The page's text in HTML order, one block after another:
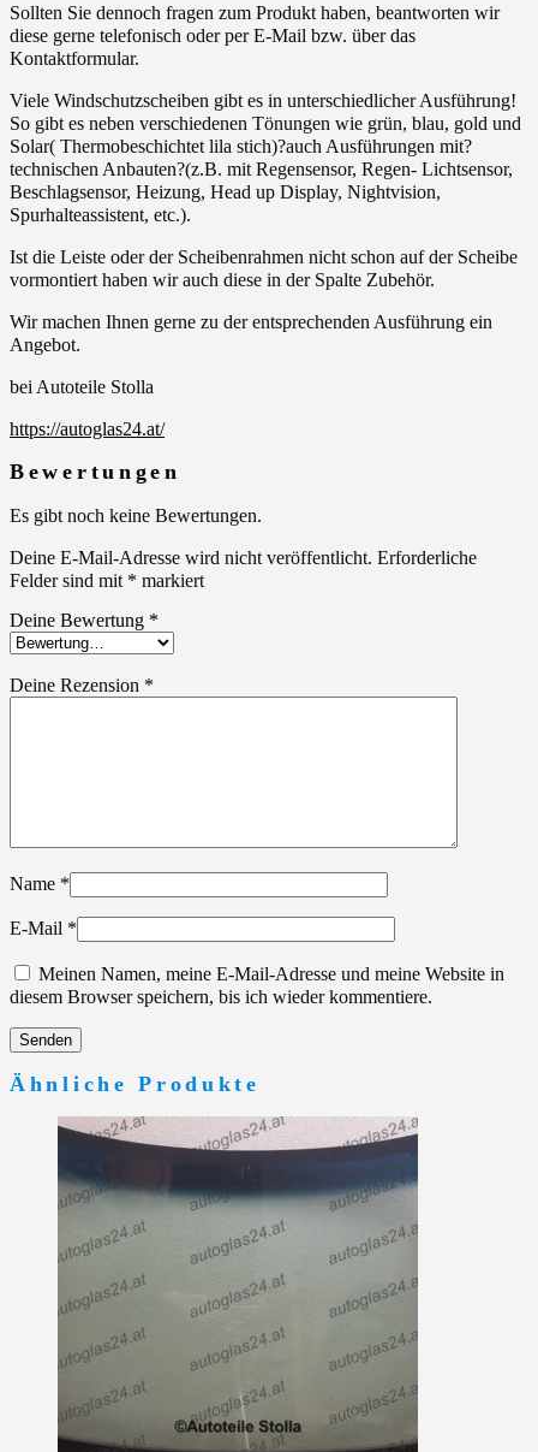
Sollten Sie dennoch fragen zum Produkt haben, beantworten wir
diese gerne telefonisch oder per E-Mail bzw. über das
Kontaktformular.
Viele Windschutzscheiben gibt es in unterschiedlicher Ausführung!
So gibt es neben verschiedenen Tönungen wie grün, blau, gold und
Solar( Thermobeschichtet lila stich)?auch Ausführungen mit?
technischen Anbauten?(z.B. mit Regensensor, Regen- Lichtsensor,
Beschlagsensor, Heizung, Head up Display, Nightvision,
Spurhalteassistent, etc.).
Ist die Leiste oder der Scheibenrahmen nicht schon auf der Scheibe
vormontiert haben wir auch diese in der Spalte Zubehör.
Wir machen Ihnen gerne zu der entsprechenden Ausführung ein
Angebot.
bei Autoteile Stolla
https://autoglas24.at/
Bewertungen
Es gibt noch keine Bewertungen.
Deine E-Mail-Adresse wird nicht veröffentlicht. Erforderliche
Felder sind mit * markiert
Deine Bewertung *
Deine Rezension *
Name *
E-Mail *
Meinen Namen, meine E-Mail-Adresse und meine Website in
diesem Browser speichern, bis ich wieder kommentiere.
Ähnliche Produkte